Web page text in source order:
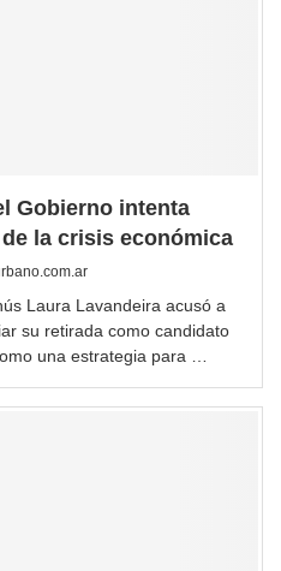
Gobierno intenta
la crisis económica
Laura Lavandeira acusó a
su retirada como candidato
una estrategia para …